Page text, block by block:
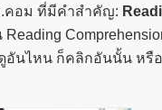
คอม ที่มีคำสำคัญ:
ดูอันไหน ก็คลิกอันนั้น ห